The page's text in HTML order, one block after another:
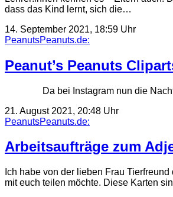
dass das Kind lernt, sich die…
14. September 2021, 18:59 Uhr
PeanutsPeanuts.de:
Peanut’s Peanuts
Da bei Instagram nun die
21. August 2021, 20:48 Uhr
PeanutsPeanuts.de:
Arbeitsaufträge zum
Ich habe von der lieben Frau
mit euch teilen möchte. Diese Karten